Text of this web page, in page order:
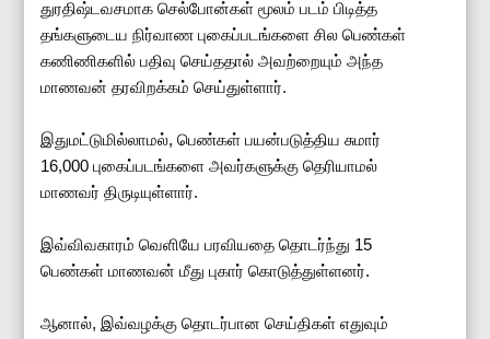
துரதிஷ்டவசமாக செல்போன்கள் மூலம் படம் பிடித்த
தங்களுடைய நிர்வாண புகைப்படங்களை சில பெண்கள்
கணிணிகளில் பதிவு செய்ததால் அவற்றையும் அந்த
மாணவன் தரவிறக்கம் செய்துள்ளார்.
இதுமட்டுமில்லாமல், பெண்கள் பயன்படுத்திய சுமார்
16,000 புகைப்படங்களை அவர்களுக்கு தெரியாமல்
மாணவர் திருடியுள்ளார்.
இவ்விவகாரம் வெளியே பரவியதை தொடர்ந்து 15
பெண்கள் மாணவன் மீது புகார் கொடுத்துள்ளனர்.
ஆனால், இவ்வழக்கு தொடர்பான செய்திகள் எதுவும்